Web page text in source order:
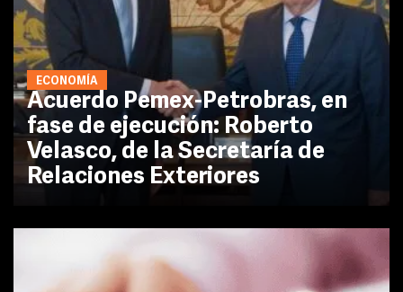
ECONOMÍA
Acuerdo Pemex-Petrobras, en
fase de ejecución: Roberto
Velasco, de la Secretaría de
Relaciones Exteriores